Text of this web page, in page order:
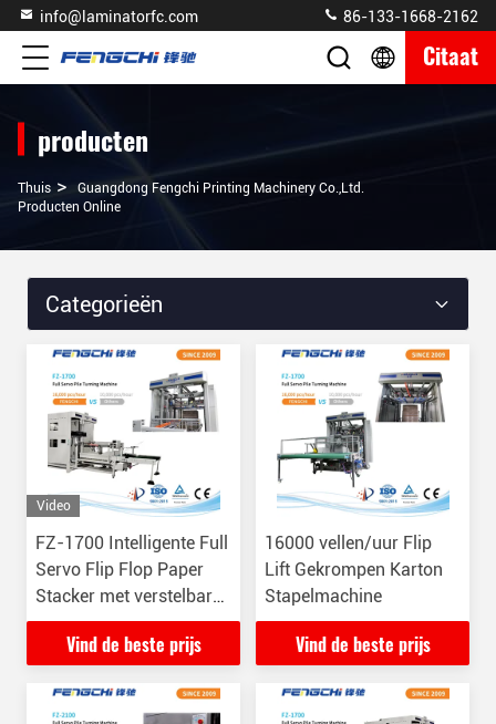
info@laminatorfc.com 86-133-1668-2162
Citaat
producten
Thuis >
Guangdong Fengchi Printing Machinery Co.,Ltd.
Producten Online
Categorieën
Video
FZ-1700 Intelligente Full
Servo Flip Flop Paper
Stacker met verstelbare
splitsingssnelheid
Vind de beste prijs
16000 vellen/uur Flip
Lift Gekrompen Karton
Stapelmachine
Vind de beste prijs